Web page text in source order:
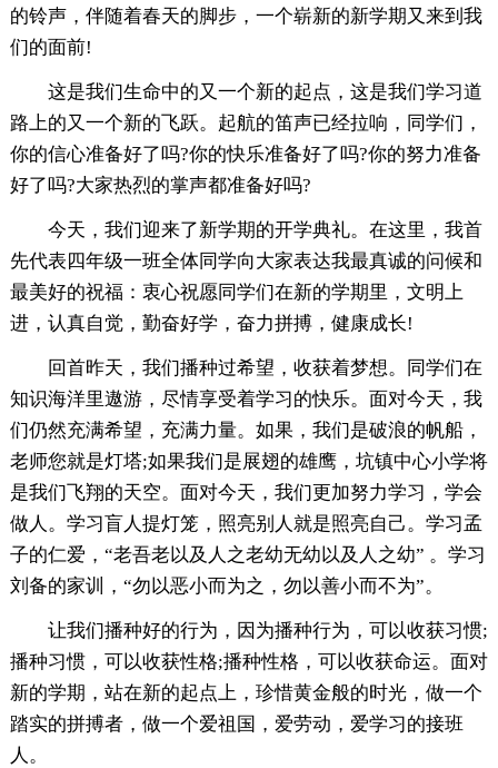
的铃声，伴随着春天的脚步，一个崭新的新学期又来到我
们的面前!
这是我们生命中的又一个新的起点，这是我们学习道
路上的又一个新的飞跃。起航的笛声已经拉响，同学们，
你的信心准备好了吗?你的快乐准备好了吗?你的努力准备
好了吗?大家热烈的掌声都准备好吗?
今天，我们迎来了新学期的开学典礼。在这里，我首
先代表四年级一班全体同学向大家表达我最真诚的问候和
最美好的祝福：衷心祝愿同学们在新的学期里，文明上
进，认真自觉，勤奋好学，奋力拼搏，健康成长!
回首昨天，我们播种过希望，收获着梦想。同学们在
知识海洋里遨游，尽情享受着学习的快乐。面对今天，我
们仍然充满希望，充满力量。如果，我们是破浪的帆船，
老师您就是灯塔;如果我们是展翅的雄鹰，坑镇中心小学将
是我们飞翔的天空。面对今天，我们更加努力学习，学会
做人。学习盲人提灯笼，照亮别人就是照亮自己。学习孟
子的仁爱，“老吾老以及人之老幼无幼以及人之幼” 。学习
刘备的家训，“勿以恶小而为之，勿以善小而不为”。
让我们播种好的行为，因为播种行为，可以收获习惯;
播种习惯，可以收获性格;播种性格，可以收获命运。面对
新的学期，站在新的起点上，珍惜黄金般的时光，做一个
踏实的拼搏者，做一个爱祖国，爱劳动，爱学习的接班
人。